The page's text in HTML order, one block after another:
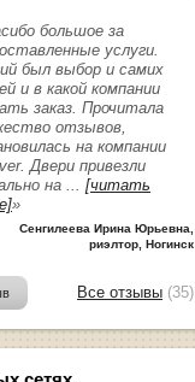
большое за
услуги.
был выбор и самих
и в какой компании
заказ. Прочитала
отзывов,
на компании
Двери привезли
на ... [читать
»
Сенгилеева Ирина Юрьевна,
риэлтор, Ногинск
Все отзывы (35)